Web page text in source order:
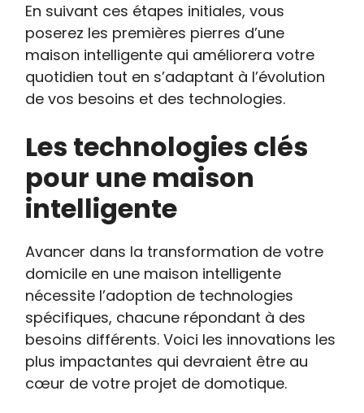
En suivant ces étapes initiales, vous
poserez les premières pierres d’une
maison intelligente qui améliorera votre
quotidien tout en s’adaptant à l’évolution
de vos besoins et des technologies.
Les technologies clés
pour une maison
intelligente
Avancer dans la transformation de votre
domicile en une maison intelligente
nécessite l’adoption de technologies
spécifiques, chacune répondant à des
besoins différents. Voici les innovations les
plus impactantes qui devraient être au
cœur de votre projet de domotique.